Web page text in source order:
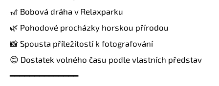
🎢 Bobová dráha v Relaxparku
🌿 Pohodové procházky horskou přírodou
📸 Spousta příležitostí k fotografování
😊 Dostatek volného času podle vlastních představ
━━━━━━━━━━━━━━